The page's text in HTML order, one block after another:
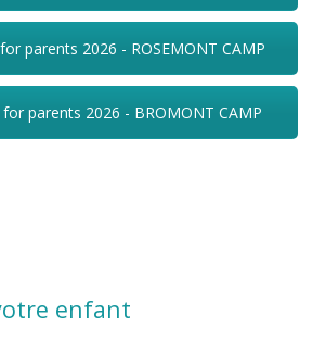
parents 2026 - ROSEMONT CAMP
parents 2026 - BROMONT CAMP
enfant